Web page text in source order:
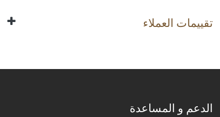
تقييمات العملاء
الدعم و المساعدة